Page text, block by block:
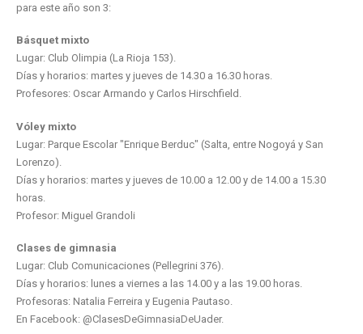
para este año son 3:
Básquet mixto
Lugar: Club Olimpia (La Rioja 153).
Días y horarios: martes y jueves de 14.30 a 16.30 horas.
Profesores: Oscar Armando y Carlos Hirschfield.
Vóley mixto
Lugar: Parque Escolar "Enrique Berduc" (Salta, entre Nogoyá y San
Lorenzo).
Días y horarios: martes y jueves de 10.00 a 12.00 y de 14.00 a 15.30
horas.
Profesor: Miguel Grandoli
Clases de gimnasia
Lugar: Club Comunicaciones (Pellegrini 376).
Días y horarios: lunes a viernes a las 14.00 y a las 19.00 horas.
Profesoras: Natalia Ferreira y Eugenia Pautaso.
En Facebook: @ClasesDeGimnasiaDeUader.